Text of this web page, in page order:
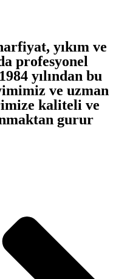
yıkım ve
profesyonel
yılından bu
ve uzman
kaliteli ve
gurur